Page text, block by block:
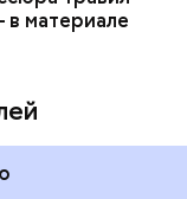
в материале
—